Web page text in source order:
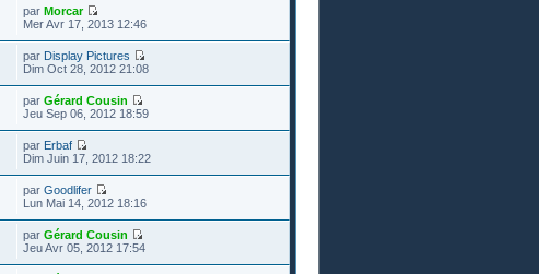
par Morcar
Mer Avr 17, 2013 12:46
par Display Pictures
Dim Oct 28, 2012 21:08
par Gérard Cousin
Jeu Sep 06, 2012 18:59
par Erbaf
Dim Juin 17, 2012 18:22
par Goodlifer
Lun Mai 14, 2012 18:16
par Gérard Cousin
Jeu Avr 05, 2012 17:54